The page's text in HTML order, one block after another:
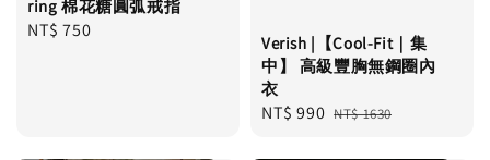
ring 棉花糖圓弧戒指
Regular
NT$ 750
Verish |【Cool-Fit｜集
中】 高級豐胸無鋼圈內
衣
Sale
NT$ 990 Regular
NT$ 1630